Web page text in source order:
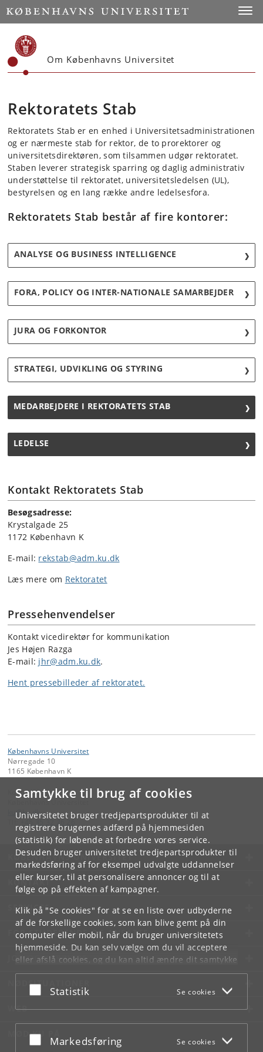
Samtykke til brug af cookies
Universitetet bruger tredjepartsprodukter til at
registrere brugernes adfærd på hjemmesiden
(statistik) for løbende at forbedre vores service.
Desuden bruger universitetet tredjepartsprodukter til
markedsføring af for eksempel udvalgte uddannelser
eller kurser, til at personalisere annoncer og til at
følge op på effekten af kampagner.
Klik på "Se cookies" for at se en liste over udbyderne
af de forskellige cookies, som kan blive gemt på din
computer eller mobil, når du bruger universitetets
hjemmeside. Du kan selv vælge om du vil acceptere
eller afslå cookies, og du kan altid ændre dit samtykke
underCookie- og privatlivspolitiksom du finder i
bunden af hver side.
Acceptér eller afslå
Statistik Se cookies
Acceptér eller afslå
Markedsføring Se cookies
Start
Om Københavns Universitet
Rektoratets Stab
Rektoratets Stab er en enhed i Universitetsadministrationen
og er nærmeste stab for rektor, de to prorektorer og
universitetsdirektøren, som tilsammen udgør rektoratet.
Staben leverer strategisk sparring og daglig administrativ
understøttelse til rektoratet, universitetsledelsen (UL),
bestyrelsen og en lang række andre ledelsesfora.
Rektoratets Stab består af fire kontorer:
ANALYSE OG BUSINESS INTELLIGENCE
FORA, POLICY OG INTER-NATIONALE SAMARBEJDER
JURA OG FORKONTOR
STRATEGI, UDVIKLING OG STYRING
MEDARBEJDERE I REKTORATETS STAB
LEDELSE
Kontakt Rektoratets Stab
Besøgsadresse:
Krystalgade 25
1172 København K
E-mail: rekstab@adm.ku.dk
Læs mere om Rektoratet
Pressehenvendelser
Kontakt vicedirektør for kommunikation
Jes Højen Razga
E-mail: jhr@adm.ku.dk.
Hent pressebilleder af rektoratet.
Københavns Universitet
Nørregade 10
1165 København K
Kontakt:
Københavns Universitet
@ku.dk
KØBENHAVNS UNIVERSITET
KONTAKT
SERVICES
FOR STUDERENDE OG ANSATTE
JOB OG KARRIERE
NØDSITUATIONER
WEB
MØD KU PÅ